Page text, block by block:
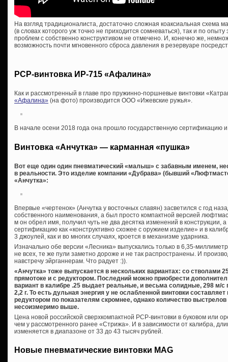
На взгляд традиционалиста, достаточно сложная коаксиальная схема
(в словах которого уж точно не приходится сомневаться), так и по
проблем с собственно конструктивом не отмечено. И, конечно же,
возможность почти мгновенного сброса давления в резервуаре
PCP-винтовка ИР-715 «Афалина»
Как и рассмотренный в главе про пружинно-поршневые винтовки
«Афалина» (на фото) производится ООО «Ижевские ружья».
В начале осени 2018 года она прошло государственную сертификацию
Винтовка «Анчутка» — карманная «пушка»
Вот еще один один пневматический «малыш» с забавным именем,
в реальности. Это изделие компании «Дубрава» (бывший
«Анчутка»:
Впервые «чертенок» (Анчутка у восточных славян) засветился с год
собственного наименования, а был просто компактной версией
м он обрел имя, получил чуть не два десятка изменений в конструкции,
сертификацию как «конструктивно схожее с оружием изделие» и в
3 джоулей, как и во многих случаях, кроется в механизме ударника.
Изначально обе версии «Лесника» выпускались только в 6,35-
не всех, те же пули заметно дороже и не так распространены. И
навстречу эйрганнерам. Что радует :)).
«Анчутка» тоже выпускается в нескольких вариантах: со стволами
прямотоке и с редуктором. Последний можно приобрести
вариант в калибре .25 выдает реальные, и весьма солидные, 298 м/
2,2 г. То есть дульная энергия у не ослабленной винтовки
редуктором по показателям скромнее, однако количество
несоизмеримо выше.
Цена новой российской сверхкомпактной PCP-винтовки в буковом или
чем у рассмотренного ранее «Стрижа». И в зависимости от калибра,
изменяется в диапазоне от 33 до 43 тысяч рублей.
Новые пневматические винтовки MAG